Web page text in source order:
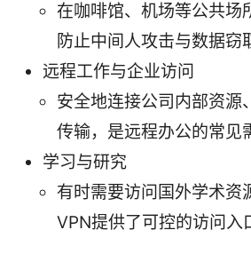
在咖啡馆、机场等公共场
防止中间人攻击与数据窃
远程工作与企业访问
安全地连接公司内部资源
传输，是远程办公的常见
学习与研究
有时需要访问国外学术资
VPN提供了可控的访问入